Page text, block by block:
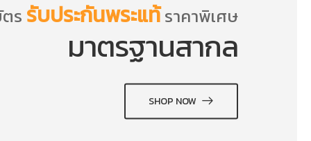
ร รับประกันพระแท้ราคาพิเศษ
มาตรฐานสากล
SHOP NOW